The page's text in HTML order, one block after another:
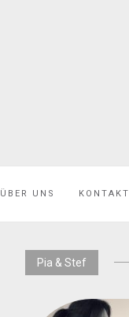
ÜBER UNS KONTAKT
Pia & Stef